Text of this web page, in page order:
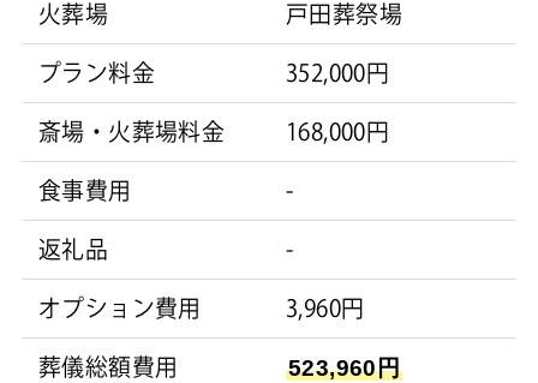
火葬場 戸田葬祭場
プラン料金 352,000円
斎場・火葬場料金 168,000円
食事費用 -
返礼品 -
オプション費用 3,960円
葬儀総額費用 523,960円